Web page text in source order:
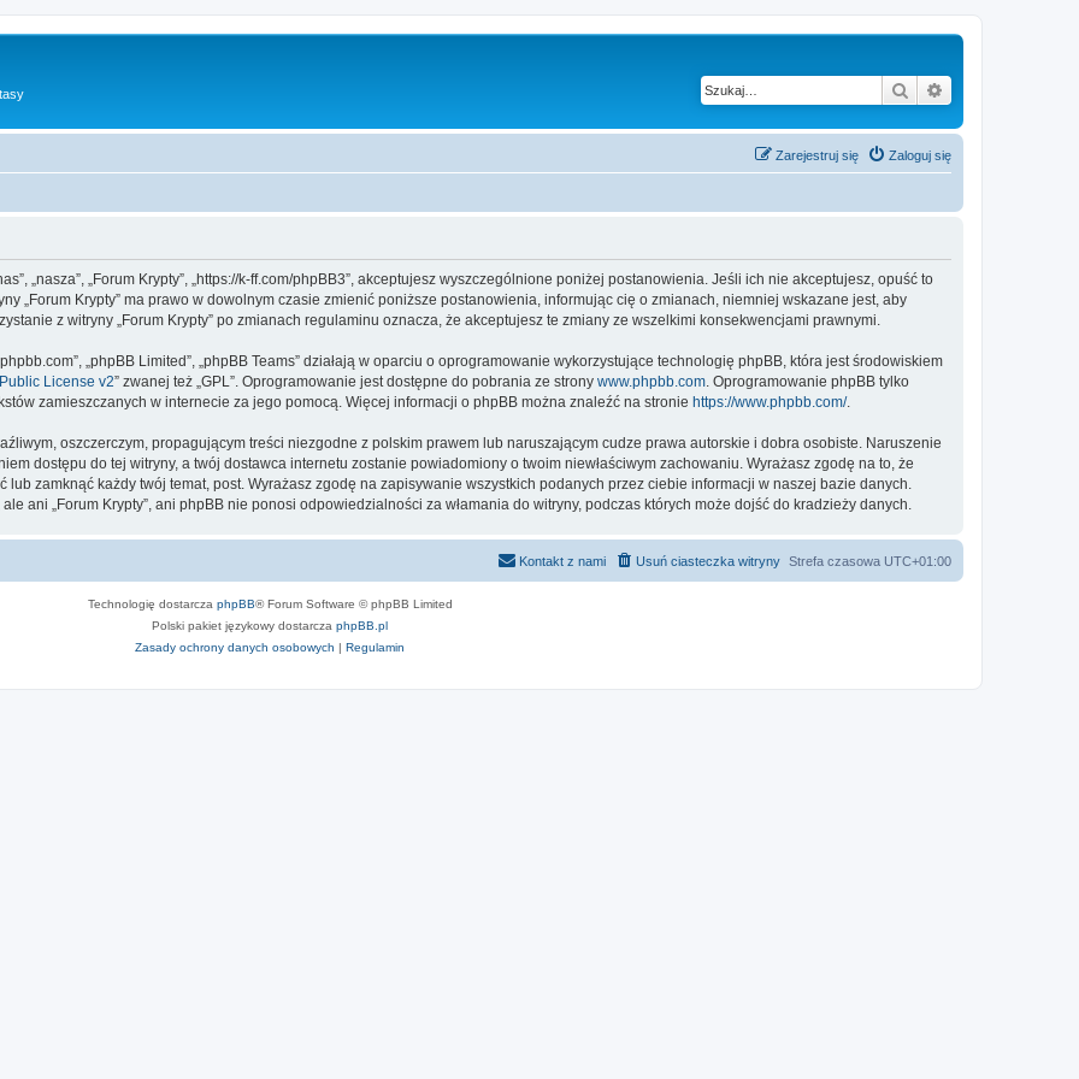
Szukaj
Zaloguj się
Zarejestruj się
„nasza”, „Forum Krypty”, „https://k-ff.com/phpBB3”, akceptujesz wyszczególnione poniżej postanowienia. Jeśli ich nie akceptujesz, opuść to
„Forum Krypty” ma prawo w dowolnym czasie zmienić poniższe postanowienia, informując cię o zmianach, niemniej wskazane jest, aby
z witryny „Forum Krypty” po zmianach regulaminu oznacza, że akceptujesz te zmiany ze wszelkimi konsekwencjami prawnymi.
„phpBB Limited”, „phpBB Teams” działają w oparciu o oprogramowanie wykorzystujące technologię phpBB, która jest środowiskiem
License v2” zwanej też „GPL”. Oprogramowanie jest dostępne do pobrania ze strony www.phpbb.com . Oprogramowanie phpBB tylko
zamieszczanych w internecie za jego pomocą. Więcej informacji o phpBB można znaleźć na stronie https://www.phpbb.com/.
oszczerczym, propagującym treści niezgodne z polskim prawem lub naruszającym cudze prawa autorskie i dobra osobiste. Naruszenie
dostępu do tej witryny, a twój dostawca internetu zostanie powiadomiony o twoim niewłaściwym zachowaniu. Wyrażasz zgodę na to, że
lub zamknąć każdy twój temat, post. Wyrażasz zgodę na zapisywanie wszystkich podanych przez ciebie informacji w naszej bazie danych.
ani „Forum Krypty”, ani phpBB nie ponosi odpowiedzialności za włamania do witryny, podczas których może dojść do kradzieży danych.
Strefa czasowa UTC+01:00
Usuń ciasteczka witryny
Kontakt z nami
Technologię dostarcza phpBB® Forum Software © phpBB Limited
Polski pakiet językowy dostarcza phpBB.pl
Zasady ochrony danych osobowych | Regulamin